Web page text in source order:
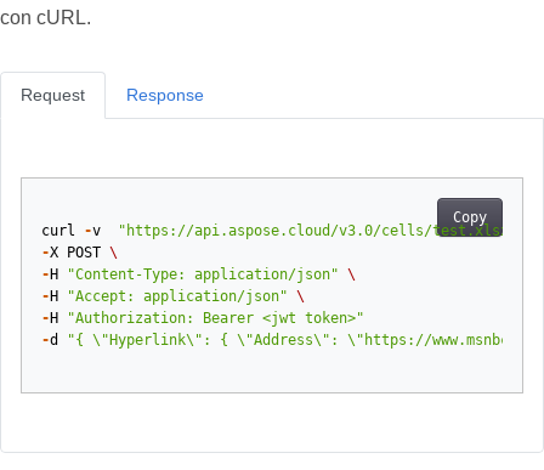
con cURL.
Request
Copy
curl -v
"https://api.aspose.cloud/v3.0/cells/test.xlsx/
-X POST \
- H "Content-Type: application/json" \
- H "Accept: application/json" \
- H
"Authorization: Bearer <jwt token>"
-d "{ \"Hyperlink\": { \"Address\": \"https://
Response